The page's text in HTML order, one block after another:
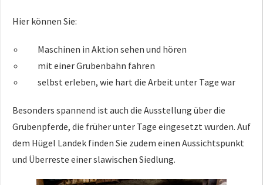
Hier können Sie:
Maschinen in Aktion sehen und hören
mit einer Grubenbahn fahren
selbst erleben, wie hart die Arbeit unter Tage war
Besonders spannend ist auch die Ausstellung über die
Grubenpferde, die früher unter Tage eingesetzt wurden. Auf
dem Hügel Landek finden Sie zudem einen Aussichtspunkt
und Überreste einer slawischen Siedlung.